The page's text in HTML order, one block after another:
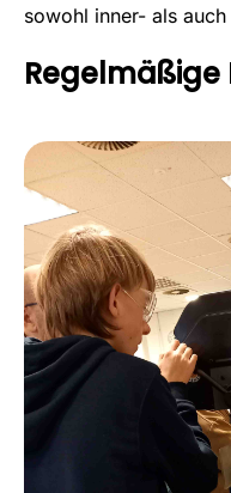
sowohl inner- als